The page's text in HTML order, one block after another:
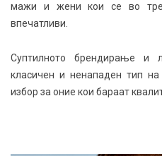
мажи и жени кои се во
впечатливи.
Суптилното брендирање и
класичен и ненападен тип
избор за оние кои бараат